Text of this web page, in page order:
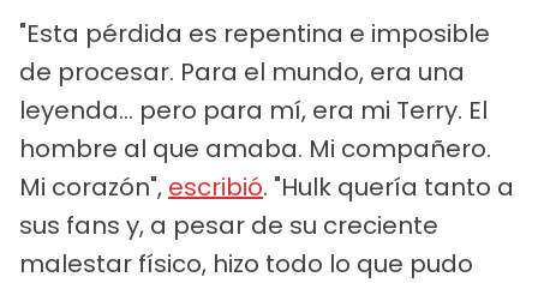
"Esta pérdida es repentina e imposible
de procesar. Para el mundo, era una
leyenda... pero para mí, era mi Terry. El
hombre al que amaba. Mi compañero.
Mi corazón", escribió. "Hulk quería tanto a
sus fans y, a pesar de su creciente
malestar físico, hizo todo lo que pudo